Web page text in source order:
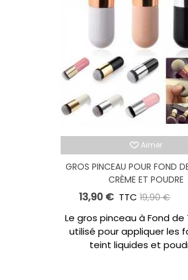
Aimer
GROS PINCEAU POUR FOND
CRÈME ET POUDRE
13,90 € TTC 19,90 €
Le gros pinceau à Fond
utilisé pour appliquer les
teint liquides et